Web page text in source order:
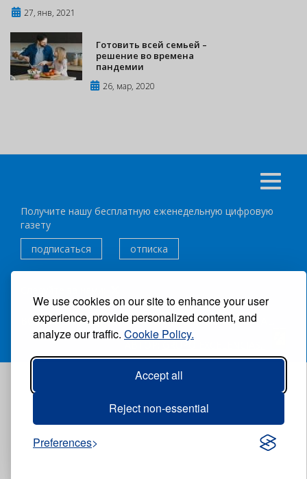
We use cookies on our site to enhance your user
experience, provide personalized content, and
analyze our traffic. Cookie Policy.
Accept all
Reject non-essential
Preferences
27, янв, 2021
Готовить всей семьей –
решение во времена
пандемии
26, мар, 2020
Получите нашу бесплатную еженедельную цифровую
газету
подписаться
отписка
ВСЕ ПРАВА ЗАЩИЩЕНЫ ®CARIBBEAN NEWS DIGITAL.
GRUPO EXCELENCIAS.